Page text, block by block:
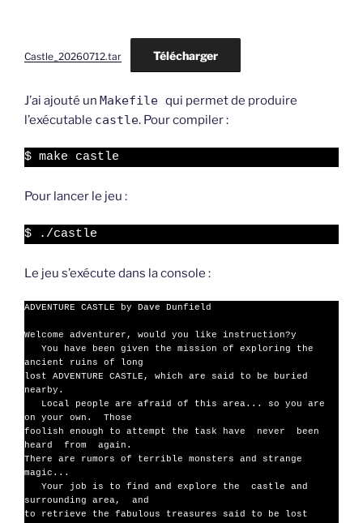
Castle_20260712.tar Télécharger
J’ai ajouté un Makefile qui permet de produire
l’exécutable castle. Pour compiler :
$ make castle
Pour lancer le jeu :
$ ./castle
Le jeu s’exécute dans la console :
ADVENTURE CASTLE by Dave Dunfield
Welcome adventurer, would you like instruction?y
ancient ruins of long
lost ADVENTURE CASTLE, which are said to be buried
nearby.
on your own.  Those
foolish enough to attempt the task have  never  been
heard  from  again.
There are rumors of terrible monsters and strange
magic...
surrounding area,  and
to retrieve the fabulous treasures said to be lost